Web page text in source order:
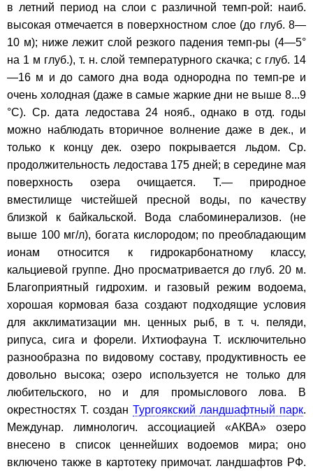
в летний период на слои с различной темп-рой: наиб.
высокая отмечается в поверхностном слое (до глуб. 8—
10 м); ниже лежит слой резкого падения темп-ры (4—5°
на 1 м глуб.), т. н. слой температурного скачка; с глуб. 14
—16 м и до самого дна вода однородна по темп-ре и
очень холодная (даже в самые жаркие дни не выше 8...9
°С). Ср. дата ледостава 24 нояб., однако в отд. годы
можно наблюдать вторичное волнение даже в дек., и
только к концу дек. озеро покрывается льдом. Ср.
продолжительность ледостава 175 дней; в середине мая
поверхность озера очищается. Т.— природное
вместилище чистейшей пресной воды, по качеству
близкой к байкальской. Вода слабоминерализов. (не
выше 100 мг/л), богата кислородом; по преобладающим
ионам относится к гидрокарбонатному классу,
кальциевой группе. Дно просматривается до глуб. 20 м.
Благоприятный гидрохим. и газовый режим водоема,
хорошая кормовая база создают подходящие условия
для акклиматизации мн. ценных рыб, в т. ч. пеляди,
рипуса, сига и форели. Ихтиофауна Т. исключительно
разнообразна по видовому составу, продуктивность ее
довольно высока; озеро используется не только для
любительского, но и для промыслового лова. В
окрестностях Т. создан Тургоякский ландшафтный парк.
Междунар. лимнологич. ассоциацией «АКВА» озеро
внесено в список ценнейших водоемов мира; оно
включено также в картотеку примочат. ландшафтов РФ.